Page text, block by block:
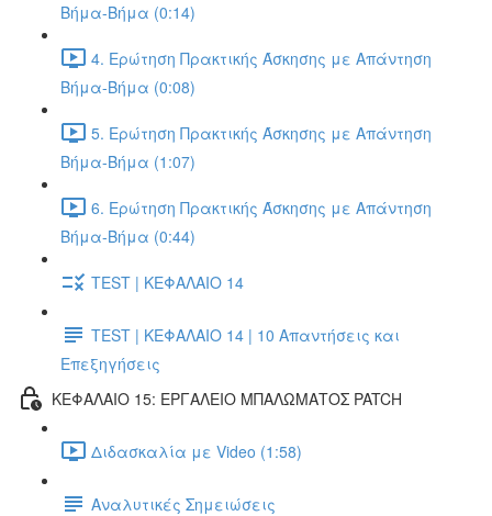
Βήμα-Βήμα (0:14)
4. Ερώτηση Πρακτικής Άσκησης με Απάντηση
Βήμα-Βήμα (0:08)
5. Ερώτηση Πρακτικής Άσκησης με Απάντηση
Βήμα-Βήμα (1:07)
6. Ερώτηση Πρακτικής Άσκησης με Απάντηση
Βήμα-Βήμα (0:44)
TEST | ΚΕΦΑΛΑΙΟ 14
TEST | ΚΕΦΑΛΑΙΟ 14 | 10 Απαντήσεις και
Επεξηγήσεις
ΚΕΦΑΛΑΙΟ 15: ΕΡΓΑΛΕΙΟ ΜΠΑΛΩΜΑΤΟΣ PATCH
Διδασκαλία με Video (1:58)
Αναλυτικές Σημειώσεις